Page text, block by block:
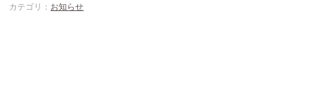
カテゴリ： お知らせ